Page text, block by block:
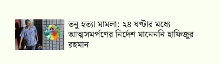
তনু হত্যা মামলা: ২৪ ঘণ্টার মধ্যে
আত্মসমর্পণের নির্দেশ মানেননি হাফিজুর
রহমান